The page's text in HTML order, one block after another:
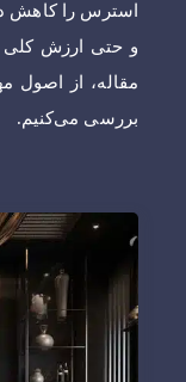
استرس را کاهش
و حتی ارزش کلی
مقاله، از اصول
بررسی می‌کنیم.